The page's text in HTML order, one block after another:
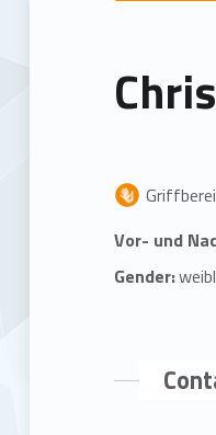
Vor- und
Gender: